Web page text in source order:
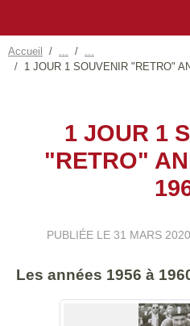
Accueil
1 JOUR 1 SOUVENIR "RETRO"
1 JOUR 1
"RETRO"
PUBLIÉE LE 31 MARS 2020
Les années 1956 à